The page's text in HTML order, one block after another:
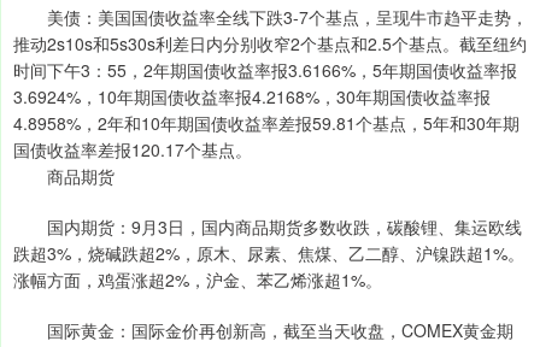
美债：美国国债收益率全线下跌3-7个基点，呈现牛市趋平走势，
推动2s10s和5s30s利差日内分别收窄2个基点和2.5个基点。截至纽约
时间下午3：55，2年期国债收益率报3.6166%，5年期国债收益率报
3.6924%，10年期国债收益率报4.2168%，30年期国债收益率报
4.8958%，2年和10年期国债收益率差报59.81个基点，5年和30年期
国债收益率差报120.17个基点。
商品期货
国内期货：9月3日，国内商品期货多数收跌，碳酸锂、集运欧线
跌超3%，烧碱跌超2%，原木、尿素、焦煤、乙二醇、沪镍跌超1%。
涨幅方面，鸡蛋涨超2%，沪金、苯乙烯涨超1%。
国际黄金：国际金价再创新高，截至当天收盘，COMEX黄金期